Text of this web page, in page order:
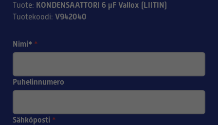
Tuote: KONDENSAATTORI 6 µF Vallox (LIITIN)
Tuotekoodi: V942040
Nimi* *
Puhelinnumero
Sähköposti *